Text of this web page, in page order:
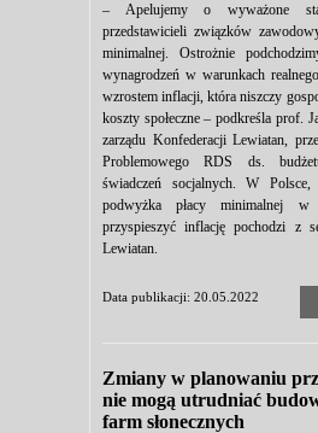
– Apelujemy o wyważone
przedstawicieli związków
minimalnej. Ostrożnie
wynagrodzeń w warunkach
wzrostem inflacji, która niszczy
koszty społeczne – podkreśla prof.
zarządu Konfederacji Lewiatan,
Problemowego RDS ds.
świadczeń socjalnych. W
podwyżka płacy minimalnej
przyspieszyć inflację pochodzi z
Lewiatan.
Data publikacji: 20.05.2022
Zmiany w planowaniu
nie mogą utrudniać
farm słonecznych